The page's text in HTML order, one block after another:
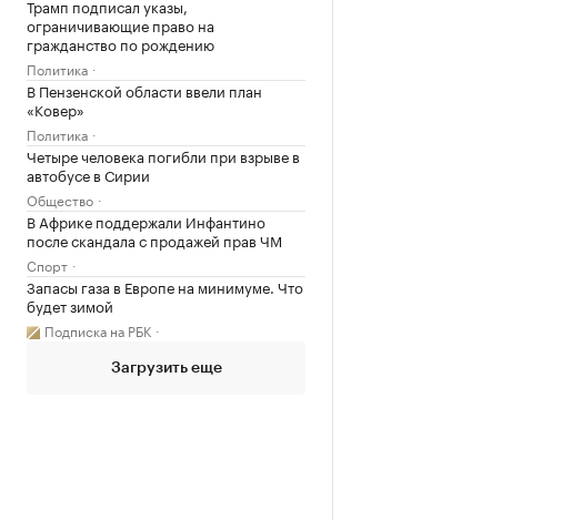
Трамп подписал указы,
ограничивающие право на
гражданство по рождению
Политика
В Пензенской области ввели план
«Ковер»
Политика
Четыре человека погибли при взрыве в
автобусе в Сирии
Общество
В Африке поддержали Инфантино
после скандала с продажей прав ЧМ
Спорт
Запасы газа в Европе на минимуме. Что
будет зимой
Подписка на РБК
Загрузить еще